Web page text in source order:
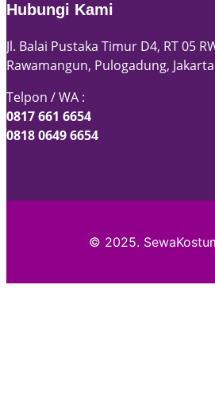
Hubungi Kami
Jl. Balai Pustaka Timur D4, RT 05
Rawamangun, Pulogadung,
Telpon / WA :
0817 661 6654
0818 0649 6654
© 2025.